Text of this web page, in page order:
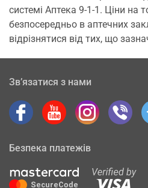
системі Аптека 9-1-1. Ціни на
безпосередньо в аптечних
відрізнятися від тих, що
Зв’язатися з нами
Безпека платежів